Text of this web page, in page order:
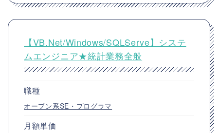
【VB.Net/Windows/SQLServe】システ
ムエンジニア★統計業務全般
職種
オープン系SE・プログラマ
月額単価